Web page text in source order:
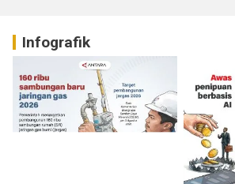
Infografik